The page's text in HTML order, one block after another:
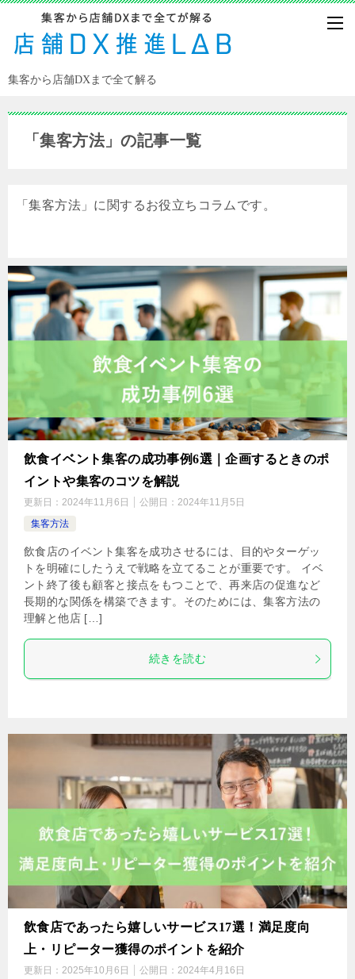
集客から店舗DXまで全て解る
「集客方法」の記事一覧
「集客方法」に関するお役立ちコラムです。
飲食イベント集客の成功事例6選｜企画するときのポ
イントや集客のコツを解説
更新日： 2024年11月6日 公開日： 2024年11月5日
集客方法
飲食店のイベント集客を成功させるには、目的やターゲッ
トを明確にしたうえで戦略を立てることが重要です。 イベ
ント終了後も顧客と接点をもつことで、再来店の促進など
長期的な関係を構築できます。そのためには、集客方法の
理解と他店 […]
続きを読む
飲食店であったら嬉しいサービス17選！満足度向
上・リピーター獲得のポイントを紹介
更新日： 2025年10月6日 公開日： 2024年4月16日